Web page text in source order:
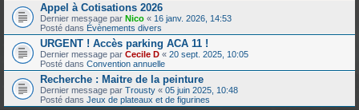
Appel à Cotisations 2026
Dernier message par Nico « 16 janv. 2026, 14:53
Posté dans Évènements divers
URGENT ! Accès parking ACA 11 !
Dernier message par Cecile D « 20 sept. 2025, 10:05
Posté dans Convention annuelle
Recherche : Maitre de la peinture
Dernier message par Trousty « 05 juin 2025, 10:48
Posté dans Jeux de plateaux et de figurines